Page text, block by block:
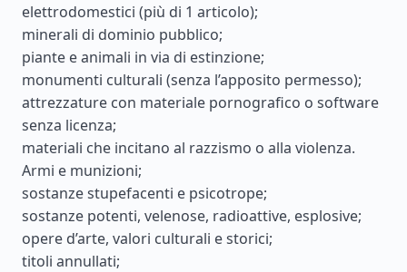
elettrodomestici (più di 1 articolo);
minerali di dominio pubblico;
piante e animali in via di estinzione;
monumenti culturali (senza l’apposito permesso);
attrezzature con materiale pornografico o software
senza licenza;
materiali che incitano al razzismo o alla violenza.
Armi e munizioni;
sostanze stupefacenti e psicotrope;
sostanze potenti, velenose, radioattive, esplosive;
opere d’arte, valori culturali e storici;
titoli annullati;